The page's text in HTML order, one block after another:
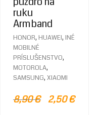
ruku
Armband
HONOR, HUAWEI, INÉ
MOBILNÉ
PRÍSLUŠENSTVO,
MOTOROLA,
SAMSUNG, XIAOMI
8,90€ 2,50€